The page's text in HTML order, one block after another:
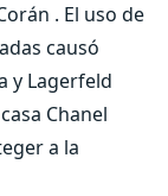
. El uso de
causó
y Lagerfeld
Chanel
a la